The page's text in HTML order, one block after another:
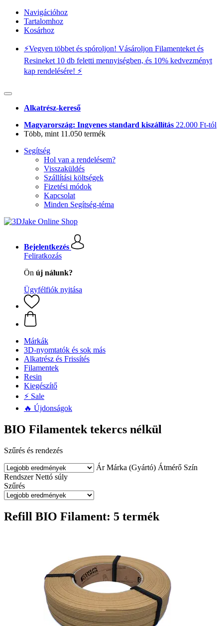
Navigációhoz
Tartalomhoz
Kosárhoz
⚡️Vegyen többet és spóroljon! Vásároljon Filamenteket és
Resineket 10 db feletti mennyiségben, és 10% kedvezményt
kap rendelésére! ⚡️
Alkatrész-kereső
Magyarország: Ingyenes standard kiszállítás 22.000 Ft-tól
Több, mint 11.050 termék
Segítség
Hol van a rendelésem?
Visszaküldés
Szállítási költségek
Fizetési módok
Kapcsolat
Minden Segítség-téma
Bejelentkezés
Feliratkozás
Ön új nálunk?
Ügyfélfiók nyitása
Márkák
3D-nyomtatók és sok más
Alkatrész és Frissítés
Filamentek
Resin
Kiegészítő
⚡ Sale
🔥 Újdonságok
BIO Filamentek tekercs nélkül
Szűrés és rendezés
Ár Márka (Gyártó) Átmérő Szín
Rendszer Nettó súly
Szűrés
Refill BIO Filament: 5 termék